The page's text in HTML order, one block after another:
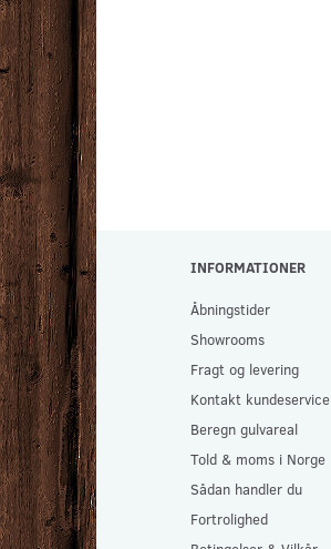
40,00 DKK
Se produktet
INFORMATIONER
Åbningstider
Showrooms
Fragt og levering
Kontakt kundeservice
Beregn gulvareal
Told & moms i Norge
Sådan handler du
Fortrolighed